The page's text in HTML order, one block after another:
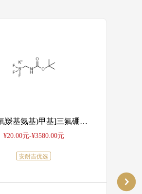
[(叔丁氧羰基氨基)甲基]三氟硼酸钾
¥20.00元-¥3580.00元
安耐吉优选